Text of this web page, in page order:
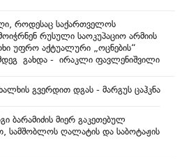
როდესაც საქართველოს
რუსული საოკუპაციო არმიის
უფრო აქტუალური „ოცნების“
გახდა - ირაკლი ფავლენიშვილი
გვერდით დგას - მარგუს ცაჰკნა
ბარამიძის მიერ გაკეთებულ
სამშობლოს ღალატის და საბოტაჟის